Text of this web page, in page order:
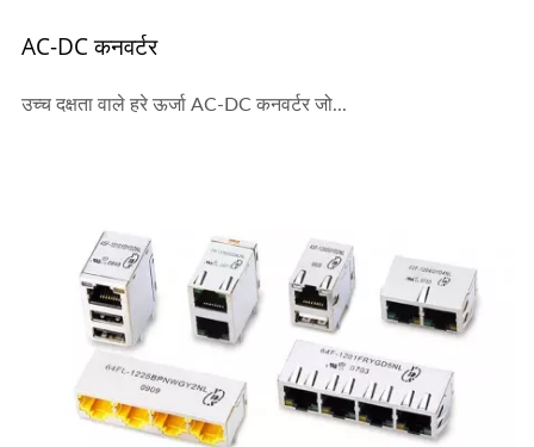
AC-DC कनवर्टर
उच्च दक्षता वाले हरे ऊर्जा AC-DC कनवर्टर जो...